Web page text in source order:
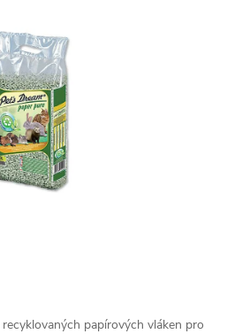
papírových vláken pro